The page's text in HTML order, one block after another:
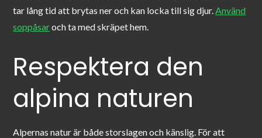
tar lång tid att brytas ner och kan locka till sig djur.Använd
soppåsaroch ta med skräpet hem.
Respektera den
alpina naturen
Alpernas natur är både storslagen och känslig. För att